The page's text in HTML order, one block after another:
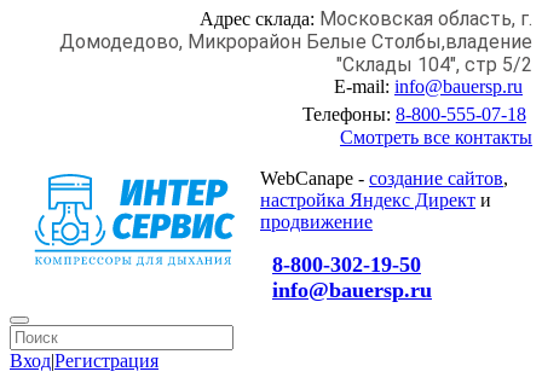
Адрес склада: Московская область, г.
Домодедово, Микрорайон Белые Столбы,владение
"Склады 104", стр 5/2
E-mail: info@bauersp.ru
Телефоны: 8-800-555-07-18
Смотреть все контакты
WebCanape - создание сайтов,
настройка Яндекс Директ и
продвижение
8-800-302-19-50
info@bauersp.ru
Вход|Регистрация